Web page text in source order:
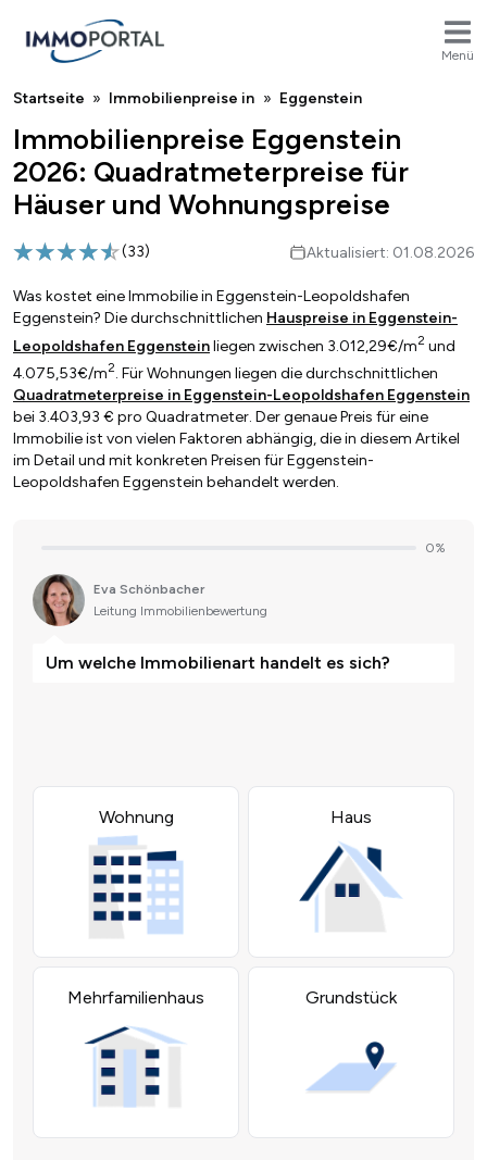
Menü
Breadcrumb
Startseite Immobilienpreise in Eggenstein
Immobilienpreise Eggenstein
2026: Quadratmeterpreise für
Häuser und Wohnungspreise
(33) Aktualisiert: 01.08.2026
Was kostet eine Immobilie in Eggenstein-Leopoldshafen
Eggenstein? Die durchschnittlichen Hauspreise in Eggenstein-
Leopoldshafen Eggensteinliegen zwischen 3.012,29€/m2 und
4.075,53€/m2. Für Wohnungen liegen die durchschnittlichen
Quadratmeterpreise in Eggenstein-Leopoldshafen Eggenstein
bei 3.403,93 € pro Quadratmeter. Der genaue Preis für eine
Immobilie ist von vielen Faktoren abhängig, die in diesem Artikel
im Detail und mit konkreten Preisen für Eggenstein-
Leopoldshafen Eggenstein behandelt werden.